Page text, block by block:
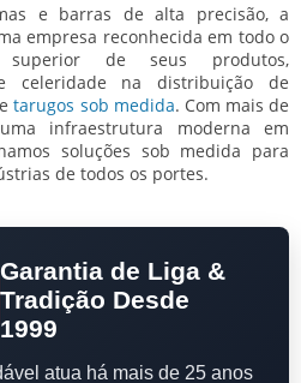
e barras de alta precisão, a
empresa reconhecida em todo o
de seus produtos,
celeridade na distribuição de
etarugos sob medida. Com mais de
infraestrutura moderna em
soluções sob medida para
de todos os portes.
Garantia de Liga &
Tradição Desde
1999
atua há mais de 25 anos